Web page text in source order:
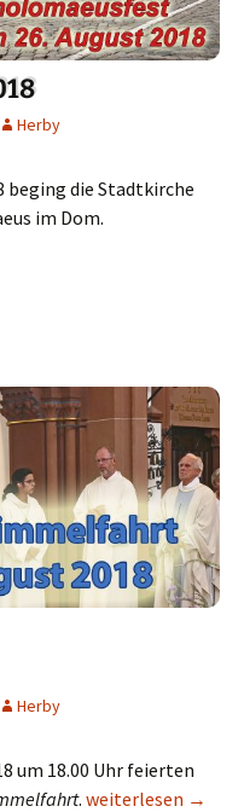
Herby
beging die Stadtkirche
im Dom.
Herby
um 18.00 Uhr feierten
. Patronatsfest
weiterlesen →